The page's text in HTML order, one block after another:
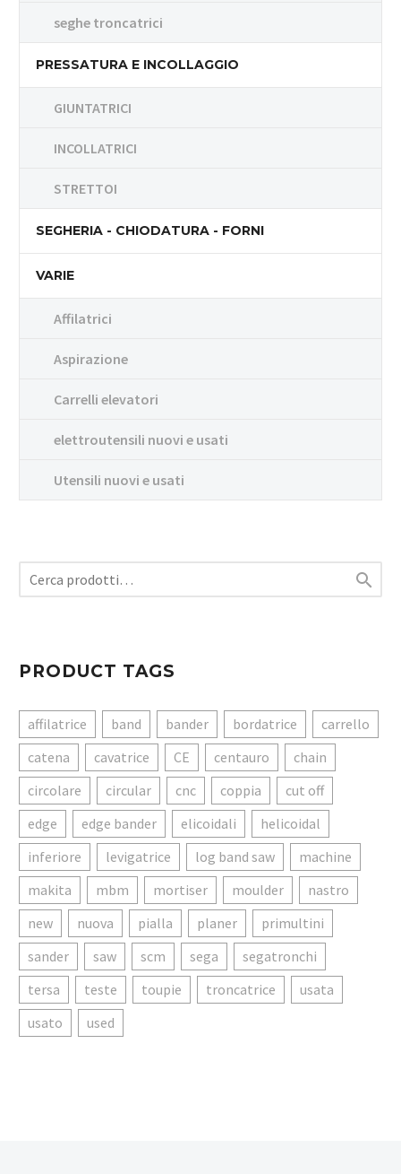
seghe troncatrici
PRESSATURA E INCOLLAGGIO
GIUNTATRICI
INCOLLATRICI
STRETTOI
SEGHERIA - CHIODATURA - FORNI
VARIE
Affilatrici
Aspirazione
Carrelli elevatori
elettroutensili nuovi e usati
Utensili nuovi e usati

PRODUCT TAGS
affilatrice band bander bordatrice
carrello
catena
cavatrice CE centauro
chain
circolare
circular cnc coppia
cut off
edge
edge bander elicoidali
helicoidal
inferiore
levigatrice log band saw
machine
makita
mbm mortiser moulder
nastro
new
nuova pialla planer
primultini
sander
saw scm sega
segatronchi
tersa
teste toupie troncatrice
usata
usato
used